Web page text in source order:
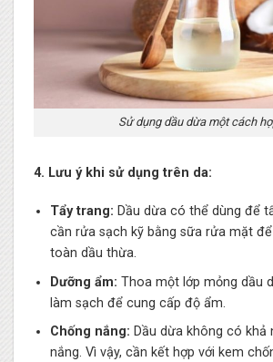
Sử dụng dầu dừa một cách
4. Lưu ý khi sử dụng trên da:
Tẩy trang: Dầu dừa có thể dùng để
cần rửa sạch kỹ bằng sữa rửa mặt
toàn dầu thừa.
Dưỡng ẩm: Thoa một lớp mỏng dầu
làm sạch để cung cấp độ ẩm.
Chống nắng: Dầu dừa không có khả
nắng. Vì vậy, cần kết hợp với kem